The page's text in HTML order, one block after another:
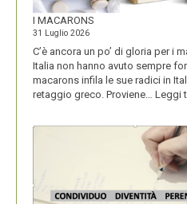
I MACARONS
31 Luglio 2026
C’è ancora un po’ di gloria per i
Italia non hanno avuto sempre
macarons infila le sue radici in
retaggio greco. Proviene… Leggi